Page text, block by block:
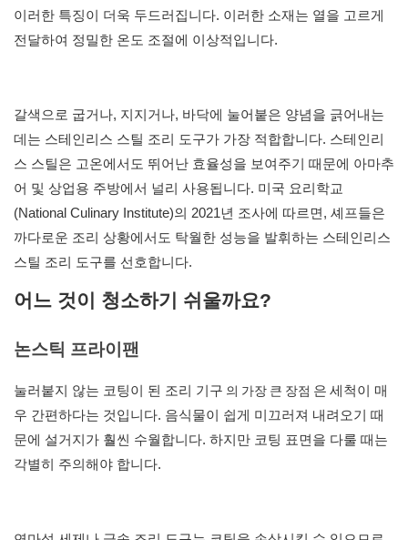
이러한 특징이 더욱 두드러집니다. 이러한 소재는 열을 고르게
전달하여 정밀한 온도 조절에 이상적입니다.
갈색으로 굽거나, 지지거나, 바닥에 눌어붙은 양념을 긁어내는
데는 스테인리스 스틸 조리 도구가 가장 적합합니다. 스테인리
스 스틸은 고온에서도 뛰어난 효율성을 보여주기 때문에 아마추
어 및 상업용 주방에서 널리 사용됩니다. 미국 요리학교
(National Culinary Institute)의 2021년 조사에 따르면, 셰프들은
까다로운 조리 상황에서도 탁월한 성능을 발휘하는 스테인리스
스틸 조리 도구를 선호합니다.
어느 것이 청소하기 쉬울까요?
논스틱 프라이팬
눌러붙지 않는 코팅이 된 조리 기구 의 가장 큰 장점 은 세척이 매
우 간편하다는 것입니다. 음식물이 쉽게 미끄러져 내려오기 때
문에 설거지가 훨씬 수월합니다. 하지만 코팅 표면을 다룰 때는
각별히 주의해야 합니다.